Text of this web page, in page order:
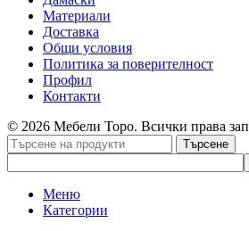
Материали
Доставка
Общи условия
Политика за поверителност
Профил
Контакти
© 2026 Мебели Торо. Всички права
Търсене
Меню
Категории